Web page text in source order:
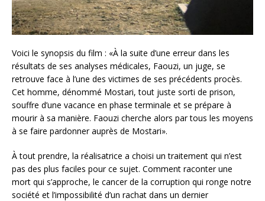
Voici le synopsis du film : «À la suite d’une erreur dans les
résultats de ses analyses médicales, Faouzi, un juge, se
retrouve face à l’une des victimes de ses précédents procès.
Cet homme, dénommé Mostari, tout juste sorti de prison,
souffre d’une vacance en phase terminale et se prépare à
mourir à sa manière. Faouzi cherche alors par tous les moyens
à se faire pardonner auprès de Mostari».
À tout prendre, la réalisatrice a choisi un traitement qui n’est
pas des plus faciles pour ce sujet. Comment raconter une
mort qui s’approche, le cancer de la corruption qui ronge notre
société et l’impossibilité d’un rachat dans un dernier